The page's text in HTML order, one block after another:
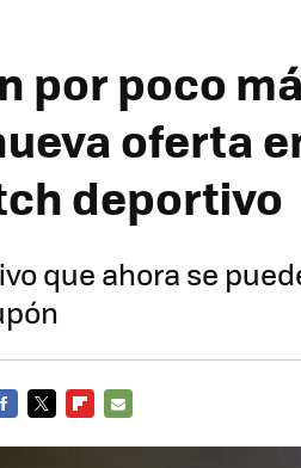
por poco
oferta
deportivo
que ahora se